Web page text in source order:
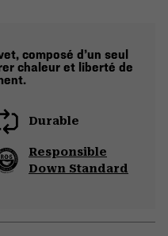
composé d’un seul
chaleur et liberté de
Durable
Responsible
Down Standard